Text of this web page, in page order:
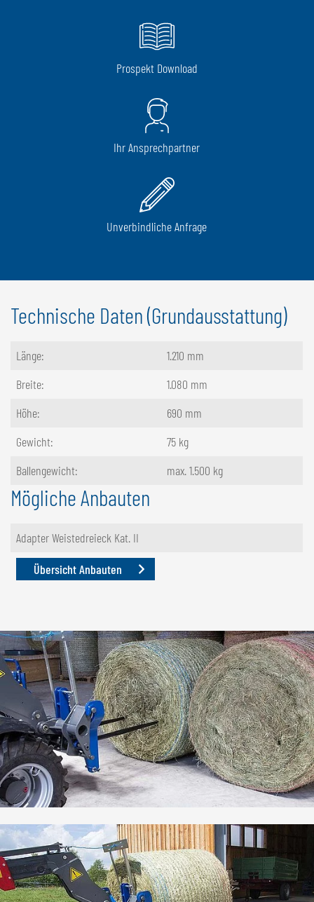
Prospekt Download
Ihr Ansprechpartner
Unverbindliche Anfrage
Technische Daten (Grundausstattung)
Länge:
1.210 mm
Breite:
1.080 mm
Höhe:
690 mm
Gewicht:
75 kg
Ballengewicht:
max. 1.500 kg
Mögliche Anbauten
Adapter Weistedreieck Kat. II
Übersicht Anbauten